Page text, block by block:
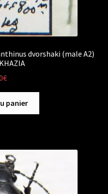
dvorshaki (male A2)
€
panier